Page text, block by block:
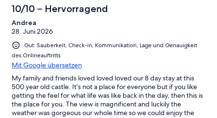
10/10 – Hervorragend
Andrea
28. Juni 2026
Gut: Sauberkeit, Check-in, Kommunikation, Lage und Genauigkeit
des Onlineauftritts
Mit Google übersetzen
My family and friends loved loved loved our 8 day stay at this
500 year old castle. It’s not a place for everyone but if you like
getting the feel for what life was like back in the day, then this is
the place for you. The view is magnificent and luckily the
weather was gorgeous our whole time so we could enjoy the